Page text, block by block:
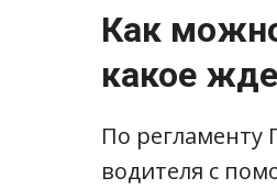
Как
какое
По регламенту
водителя с